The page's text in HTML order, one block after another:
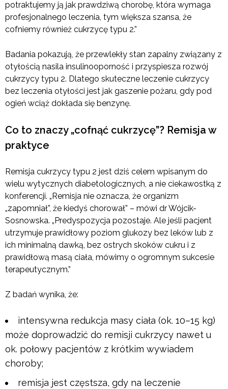
potraktujemy ją jak prawdziwą chorobę, która wymaga
profesjonalnego leczenia, tym większa szansa, że
cofniemy również cukrzycę typu 2.”
Badania pokazują, że przewlekły stan zapalny związany z
otyłością nasila insulinooporność i przyspiesza rozwój
cukrzycy typu 2. Dlatego skuteczne leczenie cukrzycy
bez leczenia otyłości jest jak gaszenie pożaru, gdy pod
ogień wciąż dokłada się benzynę.
Co to znaczy „cofnąć cukrzycę”? Remisja w
praktyce
Remisja cukrzycy typu 2 jest dziś celem wpisanym do
wielu wytycznych diabetologicznych, a nie ciekawostką z
konferencji. „Remisja nie oznacza, że organizm
„zapomniał”, że kiedyś chorował” – mówi dr Wójcik-
Sosnowska. „Predyspozycja pozostaje. Ale jeśli pacjent
utrzymuje prawidłowy poziom glukozy bez leków lub z
ich minimalną dawką, bez ostrych skoków cukru i z
prawidłową masą ciała, mówimy o ogromnym sukcesie
terapeutycznym.”
Z badań wynika, że:
intensywna redukcja masy ciała (ok. 10–15 kg)
może doprowadzić do remisji cukrzycy nawet u
ok. połowy pacjentów z krótkim wywiadem
choroby;
remisja jest częstsza, gdy na leczenie